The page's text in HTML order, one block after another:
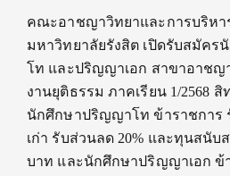
คณะอาชญาวิทยาและการบริหา
มหาวิทยาลัยรังสิต เปิดรับสมัค
โท และปริญญาเอก สาขาอาชญ
งานยุติธรรม ภาคเรียน 1/2568
นักศึกษาปริญญาโท ข้าราชการ
เก่า รับส่วนลด 20% และทุนสนับ
บาท และนักศึกษาปริญญาเอก ข้